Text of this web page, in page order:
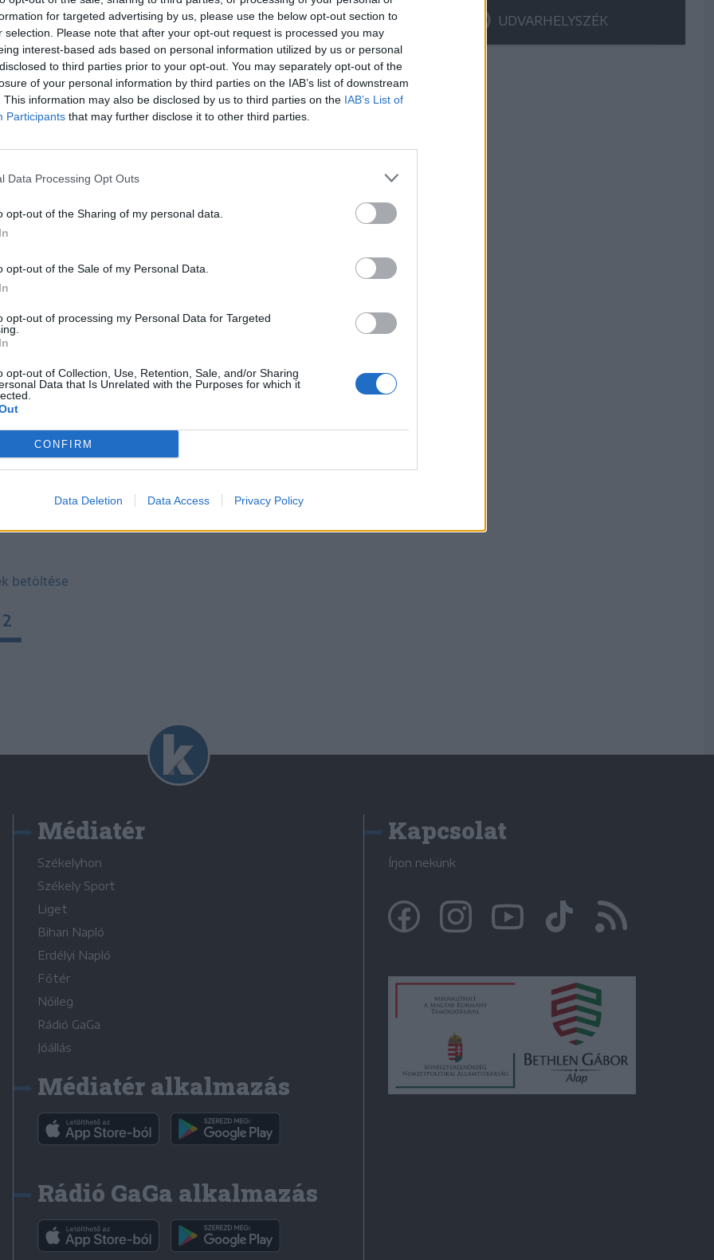
for targeted advertising by us, please use the below opt-out section to
selection. Please note that after your opt-out request is processed you may
interest-based ads based on personal information utilized by us or personal
to third parties prior to your opt-out. You may separately opt-out of the
of your personal information by third parties on the IAB’s list of downstream
This information may also be disclosed by us to third parties on the IAB’s List of
Participants that may further disclose it to other third parties.
Data Processing Opt Outs
opt-out of the Sharing of my personal data.
opt-out of the Sale of my Personal Data.
opt-out of processing my Personal Data for Targeted
opt-out of Collection, Use, Retention, Sale, and/or Sharing
Data that Is Unrelated with the Purposes for which it
CONFIRM
Data Deletion Data Access Privacy Policy
játssza
az
Fradi a
feröeri KÍ
selejtező
UDVARHELYSZÉK
betöltése
2
Médiatér
Székelyhon
Székely Sport
Liget
Bihari Napló
Erdélyi Napló
Főtér
Nőileg
Rádió GaGa
Jóállás
Médiatér alkalmazás
Rádió GaGa alkalmazás
Kapcsolat
Írjon nekünk